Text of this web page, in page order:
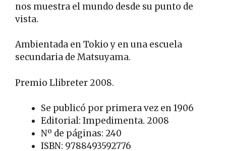
nos muestra el mundo desde su punto de
vista.
Ambientada en Tokio y en una escuela
secundaria de Matsuyama.
Premio Llibreter 2008.
Se publicó por primera vez en 1906
Editorial: Impedimenta. 2008
Nº de páginas: 240
ISBN: 9788493592776